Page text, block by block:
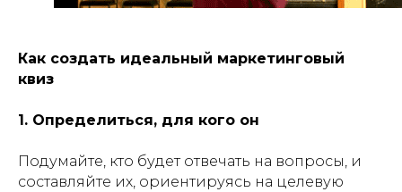
Как создать идеальный маркетинговый
квиз
1. Определиться, для кого он
Подумайте, кто будет отвечать на вопросы, и
составляйте их, ориентируясь на целевую